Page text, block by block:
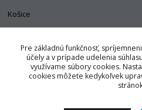
Košice
+421 903 563 637
info@pozorpes.sk
Pre základnú funkčnosť,
účely a v prípade udelenia
využívame súbory cookies.
cookies môžete kedykoľvek